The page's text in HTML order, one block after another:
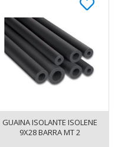
GUAINA ISOLANTE ISOLENE
9X28 BARRA MT 2